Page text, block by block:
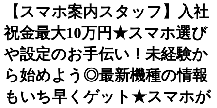
【スマホ案内スタッフ】入社
祝金最大10万円★スマホ選び
や設定のお手伝い！未経験か
ら始めよう◎最新機種の情報
もいち早くゲット★スマホが